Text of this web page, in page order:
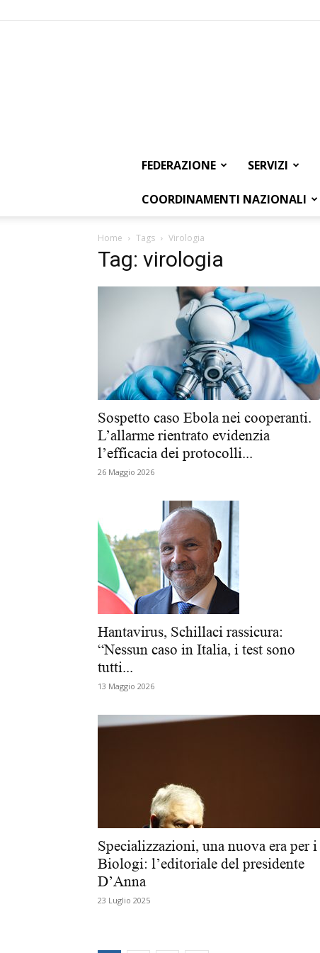
FEDERAZIONE SERVIZI
COORDINAMENTI NAZIONALI
Home Tags Virologia
Tag: virologia
Sospetto caso Ebola nei cooperanti.
L’allarme rientrato evidenzia
l’efficacia dei protocolli...
26 Maggio 2026
Hantavirus, Schillaci rassicura:
“Nessun caso in Italia, i test sono
tutti...
13 Maggio 2026
Specializzazioni, una nuova era per i
Biologi: l’editoriale del presidente
D’Anna
23 Luglio 2025